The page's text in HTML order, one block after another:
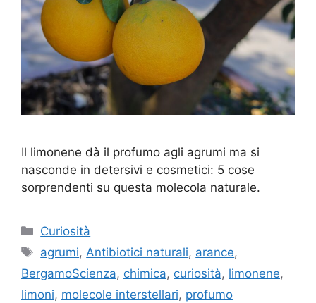
Il limonene dà il profumo agli agrumi ma si
nasconde in detersivi e cosmetici: 5 cose
sorprendenti su questa molecola naturale.
Categorie
Curiosità
Tag
agrumi,Antibiotici naturali, arance,
BergamoScienza, chimica, curiosità, limonene,
limoni, molecole interstellari, profumo